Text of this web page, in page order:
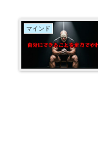
マインド